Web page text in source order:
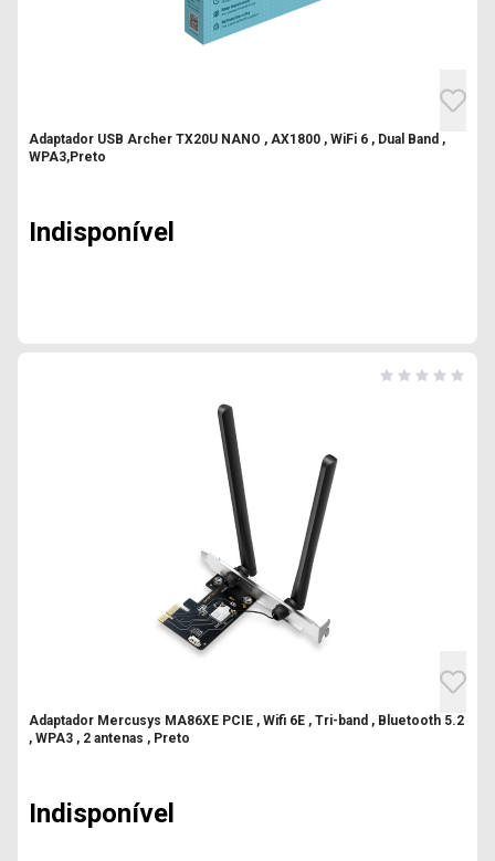
Adaptador USB Archer TX20U NANO , AX1800 , WiFi 6 , Dual Band ,
WPA3,Preto
Indisponível
Adaptador Mercusys MA86XE PCIE , Wifi 6E , Tri-band , Bluetooth 5.2
, WPA3 , 2 antenas , Preto
Indisponível